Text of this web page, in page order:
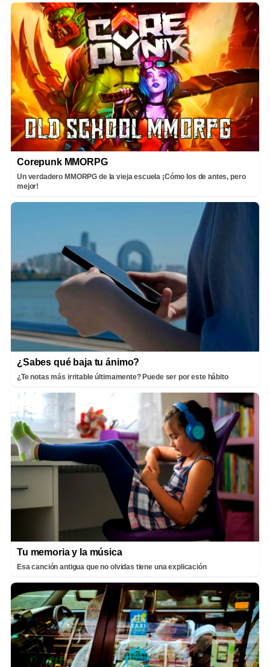
Corepunk MMORPG
Un verdadero MMORPG de la vieja escuela ¡Cómo los de antes, pero
mejor!
¿Sabes qué baja tu ánimo?
¿Te notas más irritable últimamente? Puede ser por este hábito
Tu memoria y la música
Esa canción antigua que no olvidas tiene una explicación